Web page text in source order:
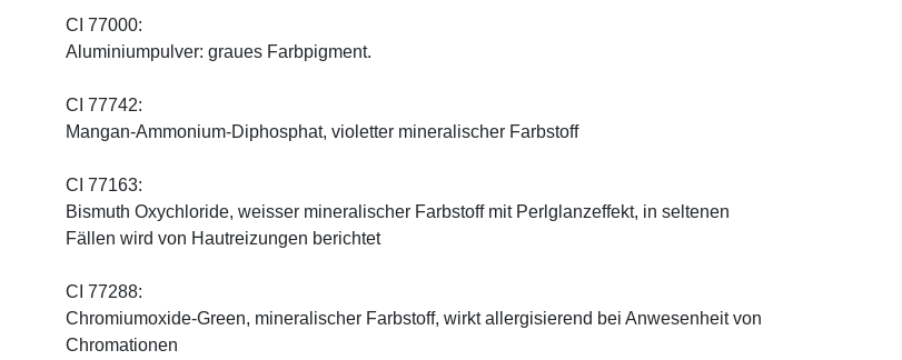
CI 77000:
Aluminiumpulver: graues Farbpigment.
CI 77742:
Mangan-Ammonium-Diphosphat, violetter mineralischer Farbstoff
CI 77163:
Bismuth Oxychloride, weisser mineralischer Farbstoff mit Perlglanzeffekt, in seltenen
Fällen wird von Hautreizungen berichtet
CI 77288:
Chromiumoxide-Green, mineralischer ­Farbstoff, wirkt allergisierend bei Anwesenheit von
Chromationen